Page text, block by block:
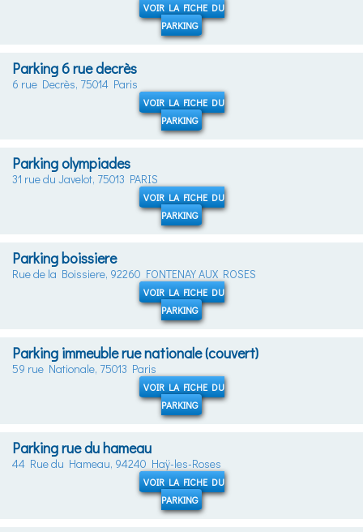
VOIR LA FICHE DU
PARKING
Parking 6 rue decrès
6 rue Decrès, 75014 Paris
VOIR LA FICHE DU
PARKING
Parking olympiades
31 rue du Javelot, 75013 PARIS
VOIR LA FICHE DU
PARKING
Parking boissiere
Rue de la Boissiere, 92260 FONTENAY AUX ROSES
VOIR LA FICHE DU
PARKING
Parking immeuble rue nationale (couvert)
59 rue Nationale, 75013 Paris
VOIR LA FICHE DU
PARKING
Parking rue du hameau
44 Rue du Hameau, 94240 Haÿ-les-Roses
VOIR LA FICHE DU
PARKING